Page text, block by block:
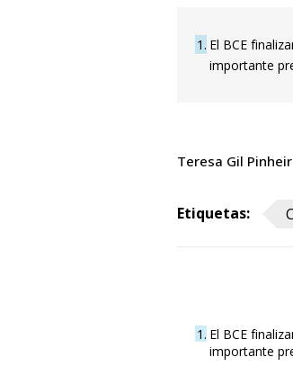
1 El BCE
importante
Teresa Gil
Etiquetas:
1 El BCE
importante